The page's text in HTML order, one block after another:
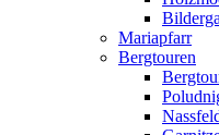
Murursprung -
Bergtouren 2013
Riedingtal
Landawirsee
Lignitzsee
Murursprung
Mariapfarr
Bergtouren